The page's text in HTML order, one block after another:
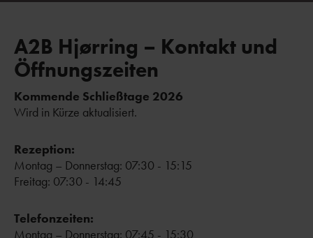
A2B Hjørring – Kontakt und
Öffnungszeiten
Kommende Schließtage 2026
Wird in Kürze aktualisiert.
Rezeption:
Montag – Donnerstag: 07:30 - 15:15
Freitag: 07:30 - 14:45
Telefonzeiten:
Montag – Donnerstag: 07:45 - 15:30